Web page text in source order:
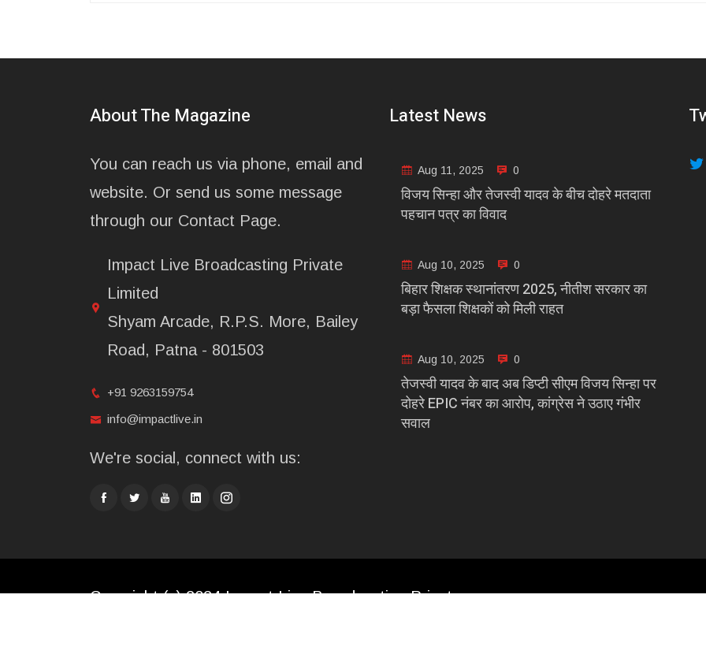
About The Magazine
You can reach us via phone, email and
website. Or send us some message
through our Contact Page.
Impact Live Broadcasting Private
Limited
Shyam Arcade, R.P.S. More, Bailey
Road, Patna - 801503
+91 9263159754
info@impactlive.in
We're social, connect with us:
Latest News
Aug 11, 2025 0
विजय सिन्हा और तेजस्वी यादव के बीच दोहरे मतदाता
पहचान पत्र का विवाद
Aug 10, 2025 0
बिहार शिक्षक स्थानांतरण 2025, नीतीश सरकार का
बड़ा फैसला शिक्षकों को मिली राहत
Aug 10, 2025 0
तेजस्वी यादव के बाद अब डिप्टी सीएम विजय सिन्हा पर
दोहरे EPIC नंबर का आरोप, कांग्रेस ने उठाए गंभीर
सवाल
Copyright (c) 2024 Impact Live Broadcasting Private